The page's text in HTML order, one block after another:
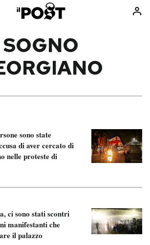
Libri
Ok Boomer!
Media
SOGNO
sono state
di aver cercato di
nelle proteste di
ci sono stati scontri
manifestanti che
il palazzo